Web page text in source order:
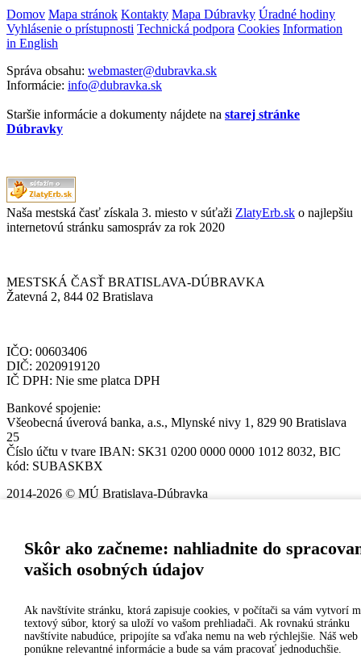
Skôr ako začneme: nahliadnite do
vašich osobných údajov
Ak navštívite stránku, ktorá zapisuje cookies, v počítači sa vám vytvorí
textový súbor, ktorý sa uloží vo vašom prehliadači. Ak rovnakú stránku
navštívite nabudúce, pripojíte sa vďaka nemu na web rýchlejšie. Náš web
ponúkne relevantné informácie a bude sa vám pracovať jednoduchšie.
Domov Mapa stránok Kontakty Mapa Dúbravky Úradné hodiny
Vyhlásenie o prístupnosti Technická podpora Cookies Information
in English
Správa obsahu: webmaster@dubravka.sk
Informácie: info@dubravka.sk
Staršie informácie a dokumenty nájdete na starej stránke
Dúbravky
Naša mestská časť získala 3. miesto v súťaži ZlatyErb.sk o najlepšiu
internetovú stránku samospráv za rok 2020
MESTSKÁ ČASŤ BRATISLAVA-DÚBRAVKA
Žatevná 2, 844 02 Bratislava
IČO: 00603406
DIČ: 2020919120
IČ DPH: Nie sme platca DPH
Bankové spojenie:
Všeobecná úverová banka, a.s., Mlynské nivy 1, 829 90 Bratislava
25
Číslo účtu v tvare IBAN: SK31 0200 0000 0000 1012 8032, BIC
kód: SUBASKBX
2014-2026 © MÚ Bratislava-Dúbravka